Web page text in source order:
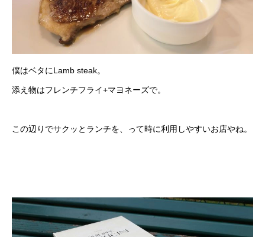
僕はベタにLamb steak。
添え物はフレンチフライ+マヨネーズで。
この辺りでサクッとランチを、って時に利用しやすいお店やね。